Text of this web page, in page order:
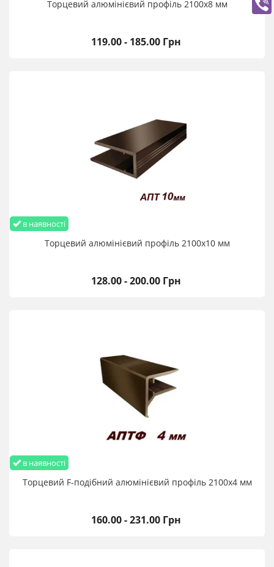
Торцевий алюмінієвий профіль 2100х8 мм
119.00 - 185.00 Грн
в наявності
Торцевий алюмінієвий профіль 2100х10 мм
128.00 - 200.00 Грн
в наявності
Торцевий F-подібний алюмінієвий профіль 2100х4 мм
160.00 - 231.00 Грн